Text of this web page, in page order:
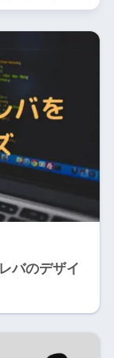
バのデザイ